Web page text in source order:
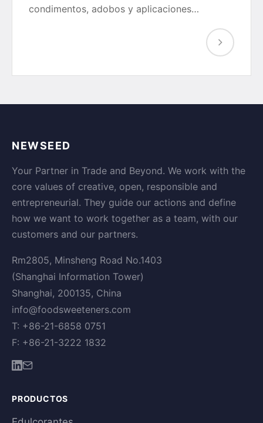
condimentos, adobos y aplicaciones…
NEWSEED
Your Partner in Trade and Beyond. We work with the
core values of creative, open, responsible and
entrepreneurial. They guide our actions and define
how we want to work together as a team, with our
customers and our partners.
Rm2805, Minsheng Road No.1403
(Shanghai Information Tower)
Shanghai, 200135, China
info@foodsweeteners.com
T: +86-21-6858 0751
F: +86-21-3222 1832
PRODUCTOS